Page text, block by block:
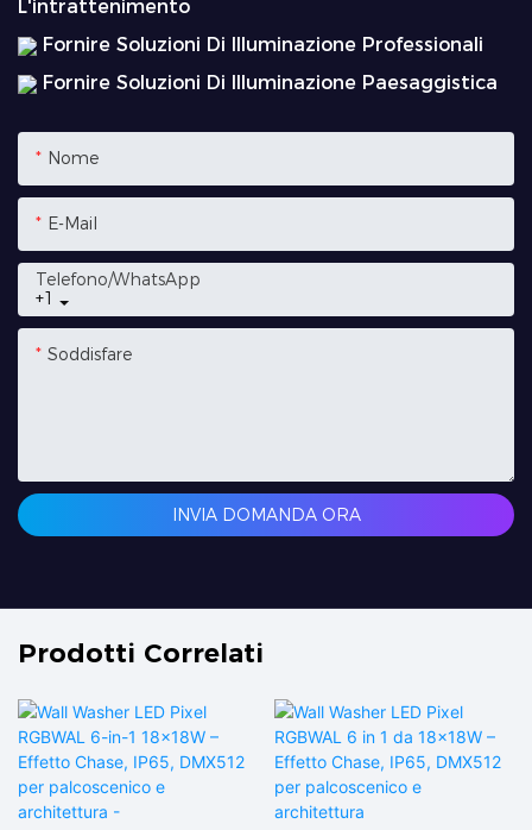
L'intrattenimento
Fornire Soluzioni Di Illuminazione Professionali
Fornire Soluzioni Di Illuminazione Paesaggistica
Nome
E-Mail
+1
Telefono/WhatsApp
Soddisfare
INVIA DOMANDA ORA
Prodotti Correlati